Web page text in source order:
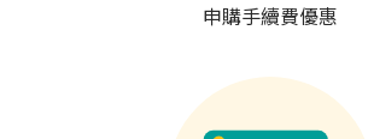
申購手續費優惠